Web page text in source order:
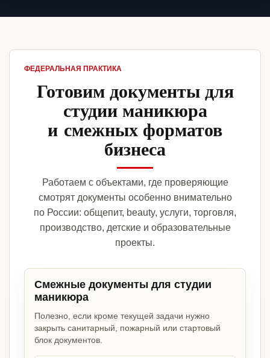
ФЕДЕРАЛЬНАЯ ПРАКТИКА
Готовим документы для
студии маникюра
и смежных форматов
бизнеса
Работаем с объектами, где проверяющие
смотрят документы особенно внимательно
по России: общепит, beauty, услуги, торговля,
производство, детские и образовательные
проекты.
Смежные документы для студии
маникюра
Полезно, если кроме текущей задачи нужно
закрыть санитарный, пожарный или стартовый
блок документов.